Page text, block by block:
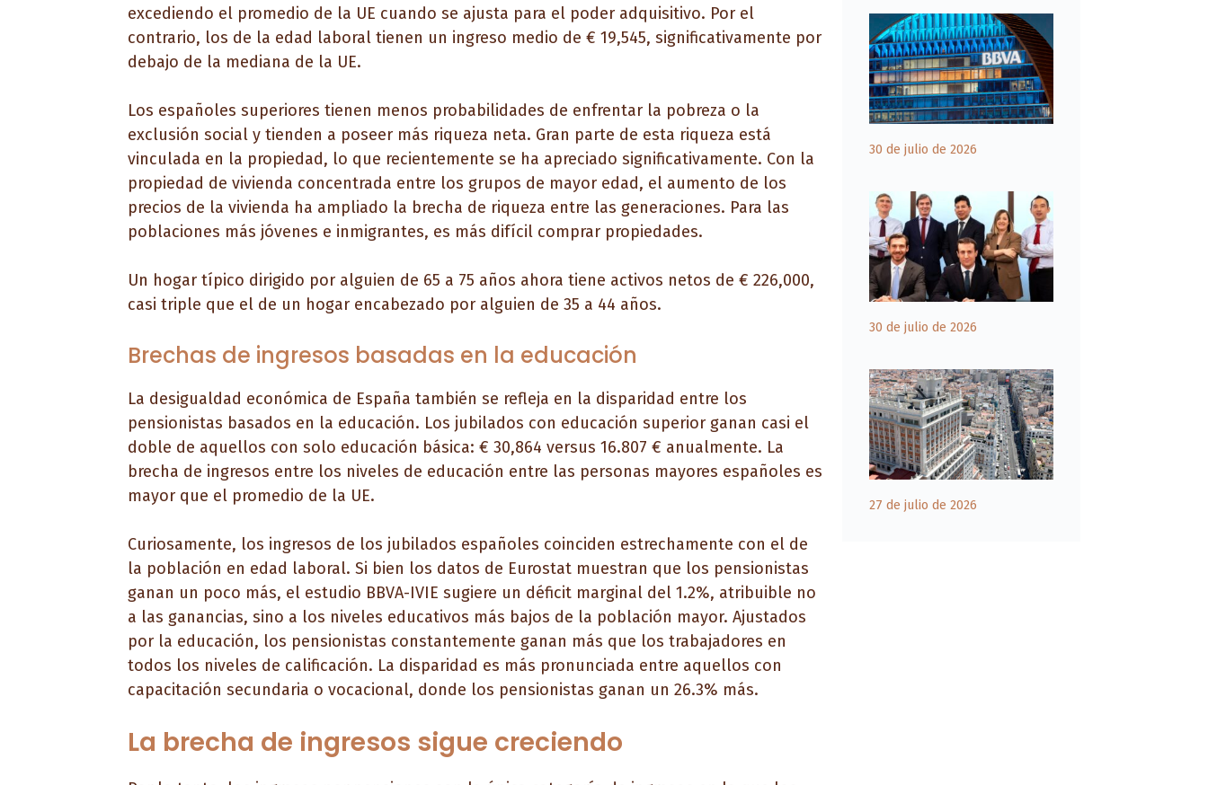
excediendo el promedio de la UE cuando se ajusta para el poder adquisitivo. Por el
contrario, los de la edad laboral tienen un ingreso medio de € 19,545, significativamente por
debajo de la mediana de la UE.
Los españoles superiores tienen menos probabilidades de enfrentar la pobreza o la
exclusión social y tienden a poseer más riqueza neta. Gran parte de esta riqueza está
vinculada en la propiedad, lo que recientemente se ha apreciado significativamente. Con la
propiedad de vivienda concentrada entre los grupos de mayor edad, el aumento de los
precios de la vivienda ha ampliado la brecha de riqueza entre las generaciones. Para las
poblaciones más jóvenes e inmigrantes, es más difícil comprar propiedades.
Un hogar típico dirigido por alguien de 65 a 75 años ahora tiene activos netos de € 226,000,
casi triple que el de un hogar encabezado por alguien de 35 a 44 años.
Brechas de ingresos basadas en la educación
La desigualdad económica de España también se refleja en la disparidad entre los
pensionistas basados ​​en la educación. Los jubilados con educación superior ganan casi el
doble de aquellos con solo educación básica: € 30,864 versus 16.807 € anualmente. La
brecha de ingresos entre los niveles de educación entre las personas mayores españoles es
mayor que el promedio de la UE.
Curiosamente, los ingresos de los jubilados españoles coinciden estrechamente con el de
la población en edad laboral. Si bien los datos de Eurostat muestran que los pensionistas
ganan un poco más, el estudio BBVA-IVIE sugiere un déficit marginal del 1.2%, atribuible no
a las ganancias, sino a los niveles educativos más bajos de la población mayor. Ajustados
por la educación, los pensionistas constantemente ganan más que los trabajadores en
todos los niveles de calificación. La disparidad es más pronunciada entre aquellos con
capacitación secundaria o vocacional, donde los pensionistas ganan un 26.3% más.
La brecha de ingresos sigue creciendo
30 de julio de 2026
30 de julio de 2026
27 de julio de 2026